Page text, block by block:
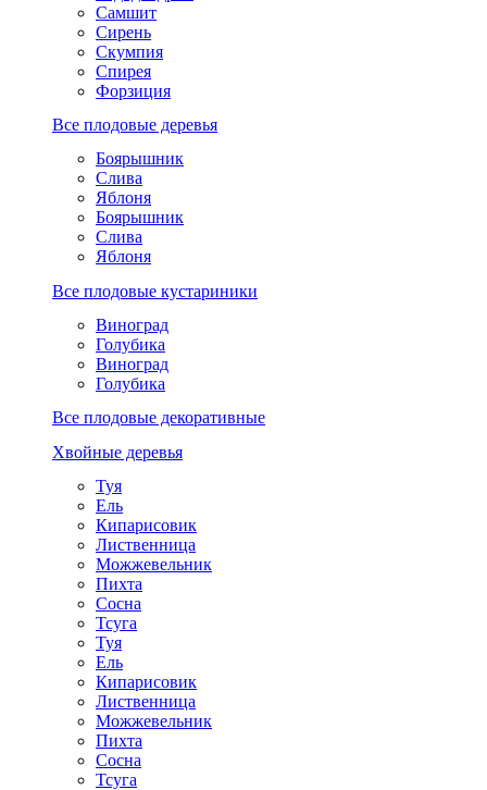
Самшит
Сирень
Скумпия
Спирея
Форзиция
Все плодовые деревья
Боярышник
Слива
Яблоня
Боярышник
Слива
Яблоня
Все плодовые кустариники
Виноград
Голубика
Виноград
Голубика
Все плодовые декоративные
Хвойные деревья
Туя
Ель
Кипарисовик
Лиственница
Можжевельник
Пихта
Сосна
Тсуга
Туя
Ель
Кипарисовик
Лиственница
Можжевельник
Пихта
Сосна
Тсуга